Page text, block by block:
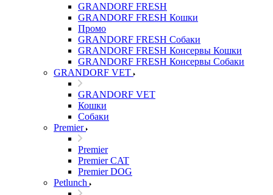
GRANDORF FRESH
GRANDORF FRESH Кошки
Промо
GRANDORF FRESH Собаки
GRANDORF FRESH Консервы Кошки
GRANDORF FRESH Консервы Собаки
GRANDORF VET
GRANDORF VET
Кошки
Собаки
Premier
Premier
Premier CAT
Premier DOG
Petlunch